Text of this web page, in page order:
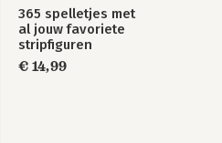
365 spelletjes met
al jouw favoriete
stripfiguren
€ 14,99